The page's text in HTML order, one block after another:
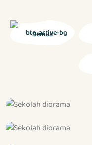
Semua